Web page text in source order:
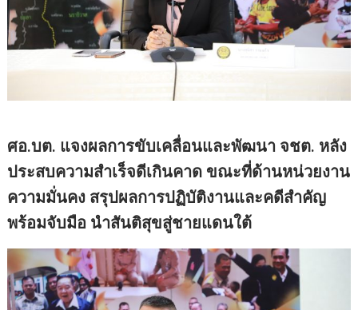
ศอ.บต. แจงผลการขับเคลื่อนและพัฒนา จชต. หลัง
ประสบความสำเร็จดีเกินคาด ขณะที่ด้านหน่วยงาน
ความมั่นคง สรุปผลการปฏิบัติงานและคดีสำคัญ
พร้อมจับมือ นำสันติสุขสู่ชายแดนใต้